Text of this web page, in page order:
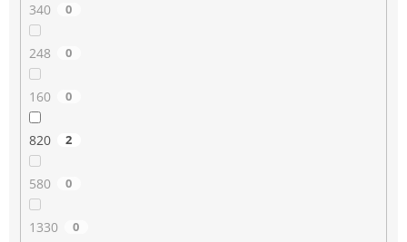
340 0
248 0
160 0
820 2
580 0
1330 0